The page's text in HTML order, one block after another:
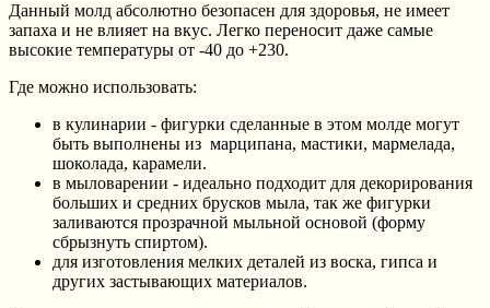
Данный молд абсолютно безопасен для здоровья, не имеет
запаха и не влияет на вкус. Легко переносит даже самые
высокие температуры от -40 до +230.
Где можно использовать:
в кулинарии - фигурки сделанные в этом молде могут
быть выполнены из марципана, мастики, мармелада,
шоколада, карамели.
в мыловарении - идеально подходит для декорирования
больших и средних брусков мыла, так же фигурки
заливаются прозрачной мыльной основой (форму
сбрызнуть спиртом).
для изготовления мелких деталей из воска, гипса и
других застывающих материалов.